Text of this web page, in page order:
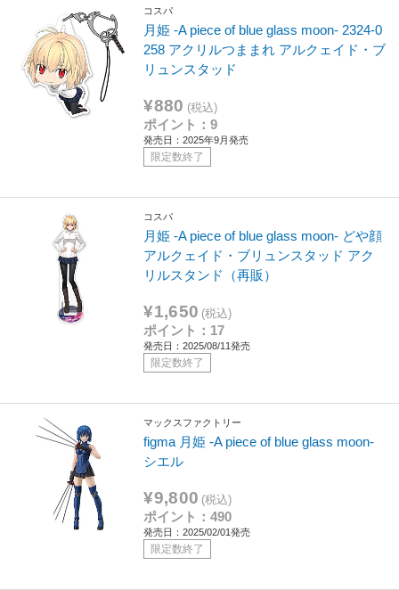
コスパ
月姫 -A piece of blue glass moon- 2324-0
258 アクリルつままれ アルクェイド・ブ
リュンスタッド
¥880 (税込)
ポイント：9
発売日：2025年9月発売
限定数終了
コスパ
月姫 -A piece of blue glass moon- どや顔
アルクェイド・ブリュンスタッド アク
リルスタンド（再販）
¥1,650 (税込)
ポイント：17
発売日：2025/08/11発売
限定数終了
マックスファクトリー
figma 月姫 ‐A piece of blue glass moon-
シエル
¥9,800 (税込)
ポイント：490
発売日：2025/02/01発売
限定数終了